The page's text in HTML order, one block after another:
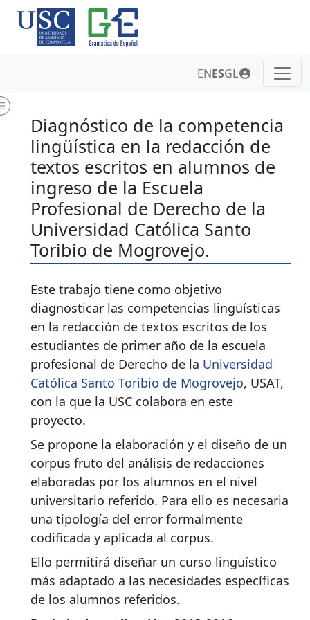
ENESGL
Diagnóstico de la competencia
lingüística en la redacción de
textos escritos en alumnos de
ingreso de la Escuela
Profesional de Derecho de la
Universidad Católica Santo
Toribio de Mogrovejo.
Este trabajo tiene como objetivo
diagnosticar las competencias lingüísticas
en la redacción de textos escritos de los
estudiantes de primer año de la escuela
profesional de Derecho de la Universidad
Católica Santo Toribio de Mogrovejo, USAT,
con la que la USC colabora en este
proyecto.
Se propone la elaboración y el diseño de un
corpus fruto del análisis de redacciones
elaboradas por los alumnos en el nivel
universitario referido. Para ello es necesaria
una tipología del error formalmente
codificada y aplicada al corpus.
Ello permitirá diseñar un curso lingüístico
más adaptado a las necesidades específicas
de los alumnos referidos.